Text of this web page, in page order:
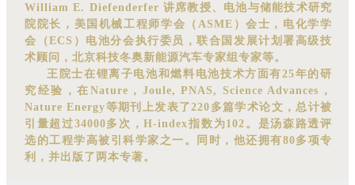
William E. Diefenderfer 讲席教授、电池与储能技术研究
院院长，美国机械工程师学会（ASME）会士，电化学学
会（ECS）电池分会执行委员，联合国发展计划署高级技
术顾问，北京科技冬奥新能源汽车专家组专家等。
王院士在锂离子电池和燃料电池技术方面有25年的研
究经验，在Nature，Joule, PNAS, Science Advances，
Nature Energy等期刊上发表了220多篇学术论文，总计被
引量超过34000多次，H-index指数为102。是汤森路透评
选的工程学高被引科学家之一。同时，他还拥有80多项专
利，并出版了两本专著。